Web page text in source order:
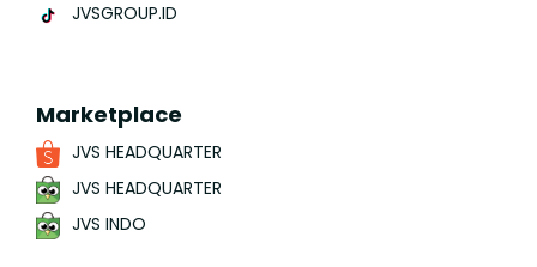
JVSGROUP.ID
Marketplace
JVS HEADQUARTER
JVS HEADQUARTER
JVS INDO